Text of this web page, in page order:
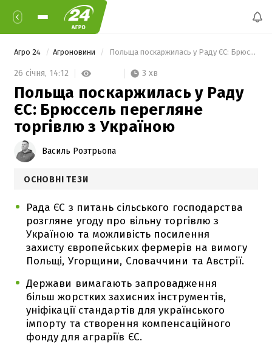
Агро 24 Агроновини Польща поскаржилась у Раду ЄС: Брюссель перегляне торгівлю з Україною
26 січня, 14:12 3 хв
Польща поскаржилась у Раду
ЄС: Брюссель перегляне
торгівлю з Україною
Василь Розтрьопа
ОСНОВНІ ТЕЗИ
Рада ЄС з питань сільського господарства
розгляне угоду про вільну торгівлю з
Україною та можливість посилення
захисту європейських фермерів на вимогу
Польщі, Угорщини, Словаччини та Австрії.
Держави вимагають запровадження
більш жорстких захисних інструментів,
уніфікації стандартів для українського
імпорту та створення компенсаційного
фонду для аграріїв ЄС.